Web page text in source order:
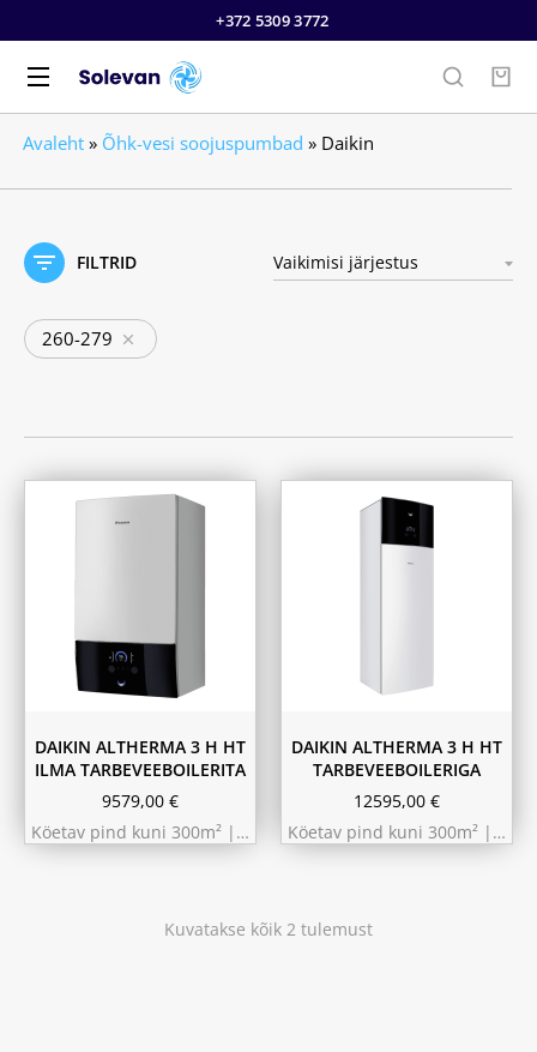
+372 5309 3772
Avaleht » Õhk-vesi soojuspumbad » Daikin
FILTRID
260-279
10.44 kW 260m²
9.75 kW 220m²
DAIKIN ALTHERMA 3 H HT
ILMA TARBEVEEBOILERITA
9579,00 €
Köetav pind kuni 300m² |…
230L
DAIKIN ALTHERMA 3 H HT
TARBEVEEBOILERIGA
12595,00 €
Köetav pind kuni 300m² |…
Kuvatakse kõik 2 tulemust